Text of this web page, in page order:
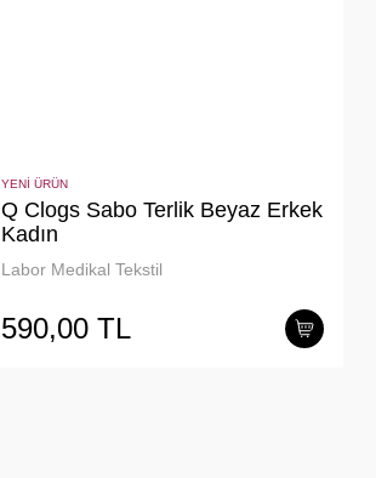
YENİ ÜRÜN
Q Clogs Sabo Terlik Beyaz Erkek
Kadın
Labor Medikal Tekstil
590,00 TL